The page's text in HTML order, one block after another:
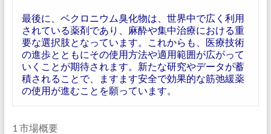
最後に、ベクロニウム臭化物は、世界中で広く利用
されている薬剤であり、麻酔や集中治療における重
要な選択肢となっています。これからも、医療技術
の進歩とともにその使用方法や適用範囲が広がって
いくことが期待されます。新たな研究やデータが蓄
積されることで、ますます安全で効果的な筋弛緩薬
の使用が進むことを願っています。
1 市場概要